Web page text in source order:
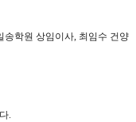
송학원 상임이사 최임수 건양
.